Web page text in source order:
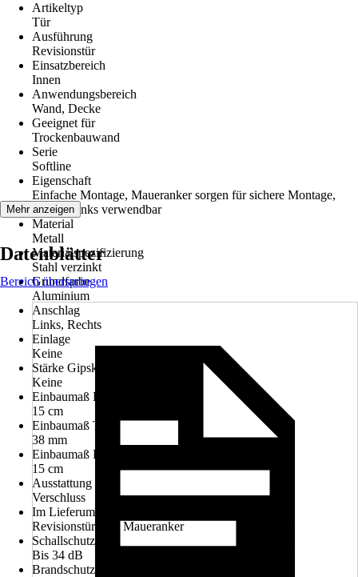
Artikeltyp
Tür
Ausführung
Revisionstür
Einsatzbereich
Innen
Anwendungsbereich
Wand, Decke
Geeignet für
Trockenbauwand
Serie
Softline
Eigenschaft
Einfache Montage, Maueranker sorgen für sichere Montage,
Rechts/Links verwendbar
Material
Metall
Materialspezifizierung
Stahl verzinkt
Grundfarbe
Aluminium
Anschlag
Links, Rechts
Einlage
Keine
Stärke Gipskartoneinlage
Keine
Einbaumaß Breite
15 cm
Einbaumaß Tiefe
38 mm
Einbaumaß Höhe
15 cm
Ausstattung
Verschluss
Im Lieferumfang enthalten
Revisionstür incl. Maueranker
Schallschutz
Bis 34 dB
Brandschutz
Mehr anzeigen
Datenblätter
Bereich überspringen